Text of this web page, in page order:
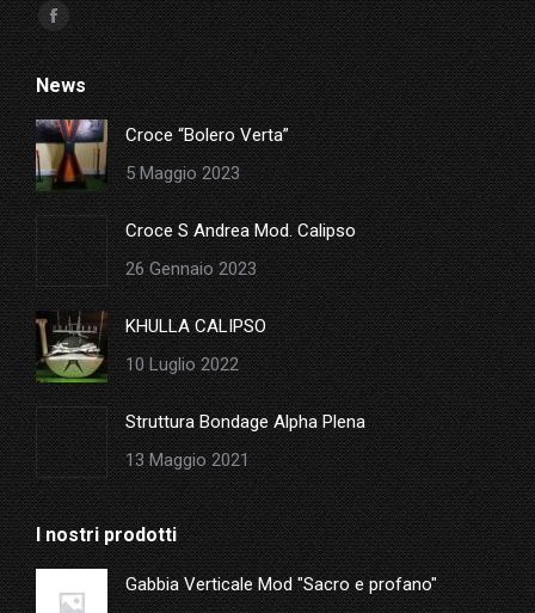
Ci puoi trovare su:
Facebook
page
opens
in
new
window
News
Croce “Bolero Verta”
5 Maggio 2023
Croce S Andrea Mod. Calipso
26 Gennaio 2023
KHULLA CALIPSO
10 Luglio 2022
Struttura Bondage Alpha Plena
13 Maggio 2021
I nostri prodotti
Gabbia Verticale Mod "Sacro e profano"